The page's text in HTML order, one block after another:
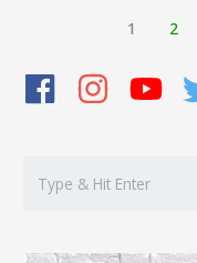
vida
sem
1 2